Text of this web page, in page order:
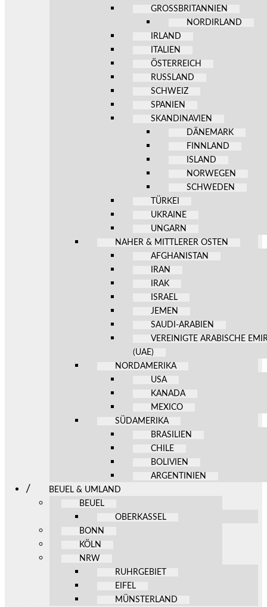
GROSSBRITANNIEN
NORDIRLAND
IRLAND
ITALIEN
ÖSTERREICH
RUSSLAND
SCHWEIZ
SPANIEN
SKANDINAVIEN
DÄNEMARK
FINNLAND
ISLAND
NORWEGEN
SCHWEDEN
TÜRKEI
UKRAINE
UNGARN
NAHER & MITTLERER OSTEN
AFGHANISTAN
IRAN
IRAK
ISRAEL
JEMEN
SAUDI-ARABIEN
VEREINIGTE ARABISCHE
(UAE)
NORDAMERIKA
USA
KANADA
MEXICO
SÜDAMERIKA
BRASILIEN
CHILE
BOLIVIEN
ARGENTINIEN
BEUEL & UMLAND
BEUEL
OBERKASSEL
BONN
KÖLN
NRW
RUHRGEBIET
EIFEL
MÜNSTERLAND